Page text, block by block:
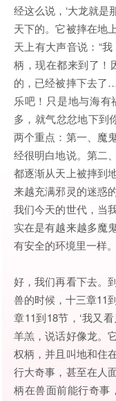
经这么说，‘大龙就
天下的。它被摔在地
天上有大声音说：“
柄，现在都来到了！
的，已经被摔下去了
乐吧！只是地与海
多，就气忿忿地下到
两个重点：第一、魔
经很明白地说。第二
都逐渐从天上被摔到
来越充满邪灵的迷惑
我们今天的世代，当
实在是有越来越多魔
有安全的环境里一样。
好，我们再看下去。
兽的时候，十三章11
章11到18节，‘我又
羊羔，说话好像龙。
权柄，并且叫地和住
行大奇事，甚至在人
柄在兽面前能行奇事